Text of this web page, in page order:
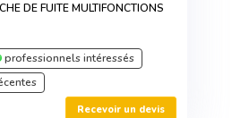
DE FUITE MULTIFONCTIONS
professionnels intéressés
Recevoir un devis